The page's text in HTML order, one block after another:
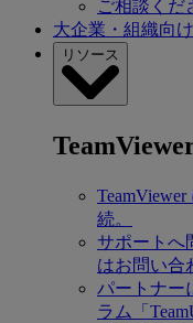
ご相談くだ
大企業・組織向け
リソース
続。
サポートへ
はお問い合
パートナー
ラム「